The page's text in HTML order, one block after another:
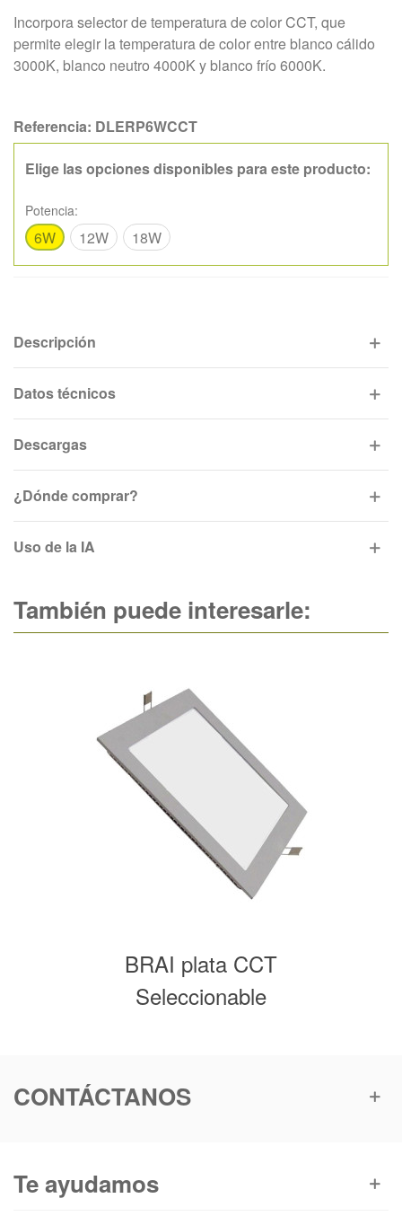
Incorpora selector de temperatura de color CCT, que
permite elegir la temperatura de color entre blanco cálido
3000K, blanco neutro 4000K y blanco frío 6000K.
Referencia: DLERP6WCCT
Elige las opciones disponibles para este producto:
Potencia:
6W 12W 18W
Descripción
Datos técnicos
Descargas
¿Dónde comprar?
Uso de la IA
También puede interesarle:
BRAI plata CCT
Seleccionable
CONTÁCTANOS
Te ayudamos